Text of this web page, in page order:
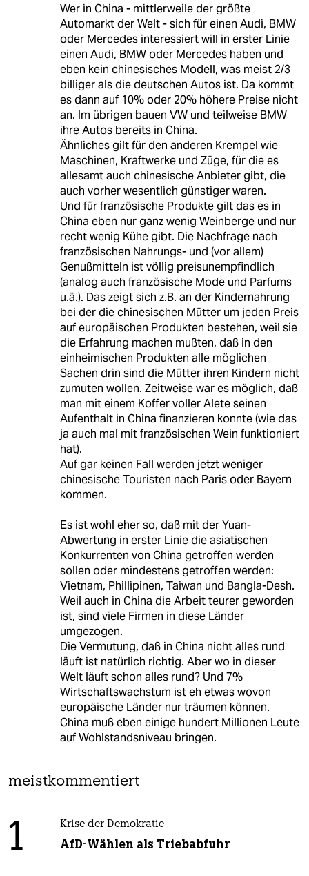
Wer in China - mittlerweile der größte
Automarkt der Welt - sich für einen Audi, BMW
oder Mercedes interessiert will in erster Linie
einen Audi, BMW oder Mercedes haben und
eben kein chinesisches Modell, was meist 2/3
billiger als die deutschen Autos ist. Da kommt
es dann auf 10% oder 20% höhere Preise nicht
an. Im übrigen bauen VW und teilweise BMW
ihre Autos bereits in China.
Ähnliches gilt für den anderen Krempel wie
Maschinen, Kraftwerke und Züge, für die es
allesamt auch chinesische Anbieter gibt, die
auch vorher wesentlich günstiger waren.
Und für französische Produkte gilt das es in
China eben nur ganz wenig Weinberge und nur
recht wenig Kühe gibt. Die Nachfrage nach
französischen Nahrungs- und (vor allem)
Genußmitteln ist völlig preisunempfindlich
(analog auch französische Mode und Parfums
u.ä.). Das zeigt sich z.B. an der Kindernahrung
bei der die chinesischen Mütter um jeden Preis
auf europäischen Produkten bestehen, weil sie
die Erfahrung machen mußten, daß in den
einheimischen Produkten alle möglichen
Sachen drin sind die Mütter ihren Kindern nicht
zumuten wollen. Zeitweise war es möglich, daß
man mit einem Koffer voller Alete seinen
Aufenthalt in China finanzieren konnte (wie das
ja auch mal mit französischen Wein funktioniert
hat).
Auf gar keinen Fall werden jetzt weniger
chinesische Touristen nach Paris oder Bayern
kommen.
Es ist wohl eher so, daß mit der Yuan-
Abwertung in erster Linie die asiatischen
Konkurrenten von China getroffen werden
sollen oder mindestens getroffen werden:
Vietnam, Phillipinen, Taiwan und Bangla-Desh.
Weil auch in China die Arbeit teurer geworden
ist, sind viele Firmen in diese Länder
umgezogen.
Die Vermutung, daß in China nicht alles rund
läuft ist natürlich richtig. Aber wo in dieser
Welt läuft schon alles rund? Und 7%
Wirtschaftswachstum ist eh etwas wovon
europäische Länder nur träumen können.
China muß eben einige hundert Millionen Leute
auf Wohlstandsniveau bringen.
meistkommentiert
1 Krise der Demokratie
AfD-Wählen als Triebabfuhr